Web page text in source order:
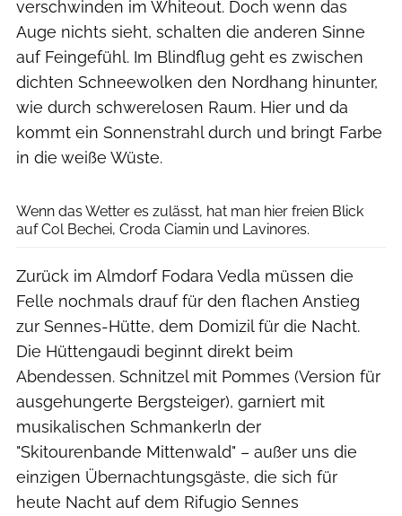
verschwinden im Whiteout. Doch wenn das
Auge nichts sieht, schalten die anderen Sinne
auf Feingefühl. Im Blindflug geht es zwischen
dichten Schneewolken den Nordhang hinunter,
wie durch schwerelosen Raum. Hier und da
kommt ein Sonnenstrahl durch und bringt Farbe
in die weiße Wüste.
Wenn das Wetter es zulässt, hat man hier freien Blick
auf Col Bechei, Croda Ciamin und Lavinores.
Zurück im Almdorf Fodara Vedla müssen die
Felle nochmals drauf für den flachen Anstieg
zur Sennes-Hütte, dem Domizil für die Nacht.
Die Hüttengaudi beginnt direkt beim
Abendessen. Schnitzel mit Pommes (Version für
ausgehungerte Bergsteiger), garniert mit
musikalischen Schmankerln der
"Skitourenbande Mittenwald" – außer uns die
einzigen Übernachtungsgäste, die sich für
heute Nacht auf dem Rifugio Sennes